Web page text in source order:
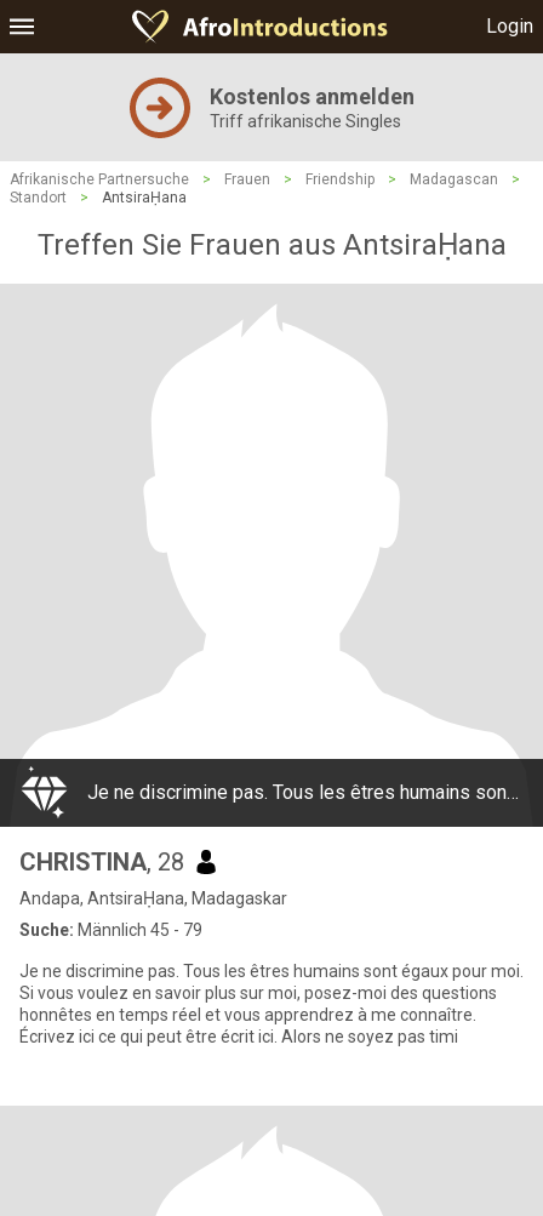
Login
Kostenlos anmelden
Triff afrikanische Singles
Afrikanische Partnersuche > Frauen > Friendship > Madagascan
>
Standort
> AntsiraḤana
Treffen Sie Frauen aus AntsiraḤana
Je ne discrimine pas. Tous les êtres humains sont égaux pour moi. Si vous voulez en savoir plus sur moi, posez-moi des questions honnêtes en temps réel et vous apprendrez à me connaître. Écrivez ici ce qui peut être écrit ici. Alors ne soyez pas timi
CHRISTINA, 28
Andapa, AntsiraḤana, Madagaskar
Suche: Männlich 45 - 79
Je ne discrimine pas. Tous les êtres humains sont égaux pour moi.
Si vous voulez en savoir plus sur moi, posez-moi des questions
honnêtes en temps réel et vous apprendrez à me connaître.
Écrivez ici ce qui peut être écrit ici. Alors ne soyez pas timi